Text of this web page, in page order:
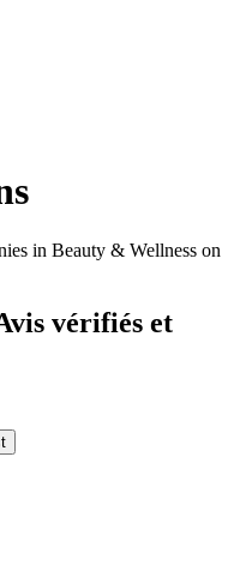
in Beauty & Wellness on
vérifiés et